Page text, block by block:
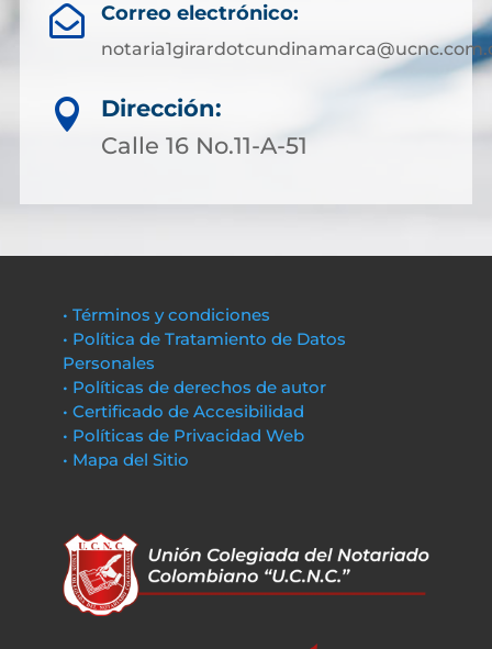
 Correo electrónico:

Dirección:
Calle 16 No.11-A-51
• Términos y condiciones
• Política de Tratamiento de Datos
Personales
• Políticas de derechos de autor
• Certificado de Accesibilidad
• Políticas de Privacidad Web
• Mapa del Sitio